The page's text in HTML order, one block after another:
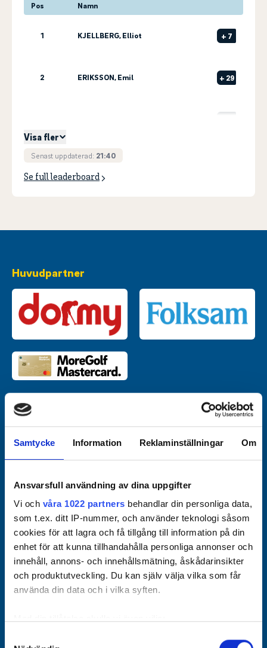
Samtycke Information Reklaminställningar Om
Ansvarsfull användning av dina uppgifter
Vi och våra 1022 partners behandlar din personliga data,
som t.ex. ditt IP-nummer, och använder teknologi såsom
cookies för att lagra och få tillgång till information på din
enhet för att kunna tillhandahålla personliga annonser och
innehåll, annons- och innehållsmätning, åskådarinsikter
och produktutveckling. Du kan själv välja vilka som får
använda din data och i vilka syften.
Pos Namn
1 KJELLBERG, Elliot + 7
2 ERIKSSON, Emil + 29
Visa fler
Senast uppdaterad: 21:40
Se full leaderboard
Huvudpartner
Officiella partners